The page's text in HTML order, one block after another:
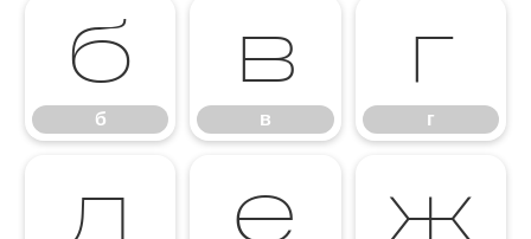
б
б
в
в
г
г
д е ж